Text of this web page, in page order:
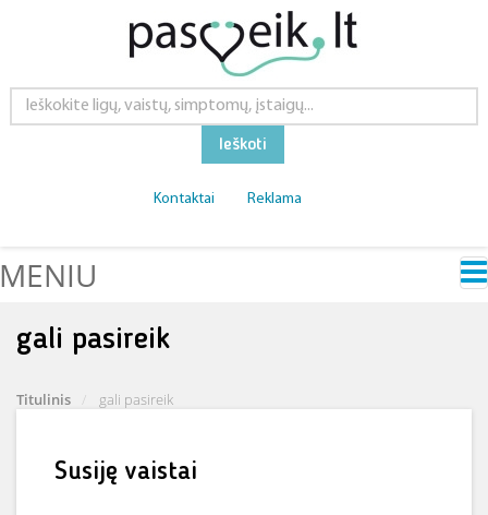
Ieškoti
Kontaktai Reklama
MENIU
gali pasireik
Titulinis gali pasireik
Susiję vaistai